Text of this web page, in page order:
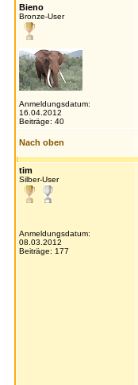
Bieno
Bronze-User
Anmeldungsdatum:
16.04.2012
Beiträge: 40
Nach oben
tim
Silber-User
Anmeldungsdatum:
08.03.2012
Beiträge: 177